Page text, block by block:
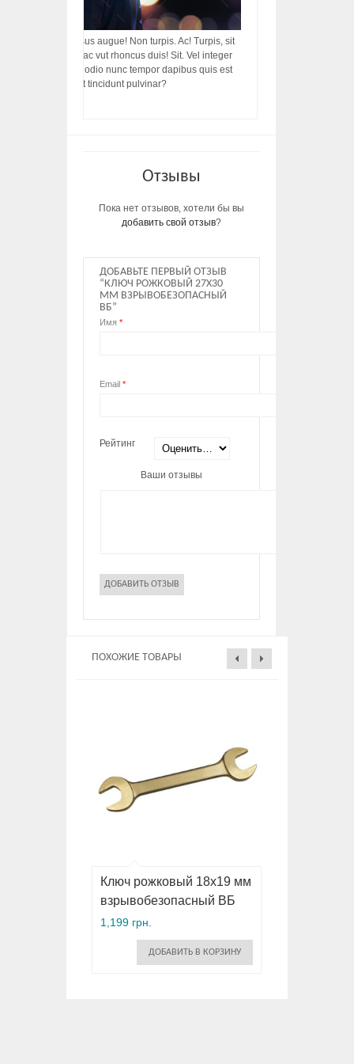
integer! Risus augue! Non turpis. Ac! Turpis, sit
rhoncus porttitor ac vut rhoncus duis! Sit. Vel integer
ut diam porttitor odio nunc tempor dapibus quis est
dictumst, vel amet tincidunt pulvinar?
Отзывы
Пока нет отзывов, хотели бы вы
добавить свой отзыв?
ДОБАВЬТЕ ПЕРВЫЙ ОТЗЫВ
“КЛЮЧ РОЖКОВЫЙ 27Х30
ММ ВЗРЫВОБЕЗОПАСНЫЙ
ВБ”
Имя *
Email *
Рейтинг
Ваши отзывы
ПОХОЖИЕ ТОВАРЫ
Ключ рожковый 18х19 мм
взрывобезопасный ВБ
1,199 грн.
ДОБАВИТЬ В КОРЗИНУ